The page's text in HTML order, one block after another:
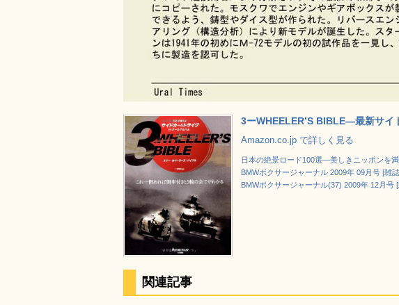
3ーWHEELER’S BIBLE―最新サイ
Amazon.co.jp で詳しく見る
日本の絶景ロード100選―美しきニッポンを
BMWボクサージャーナル 2009年 09月号 [雑
BMWボクサージャーナル(37) 2009年 12月号
関連記事